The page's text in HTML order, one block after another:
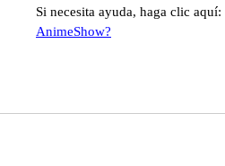
Si necesita ayuda, haga clic aquí:
AnimeShow?